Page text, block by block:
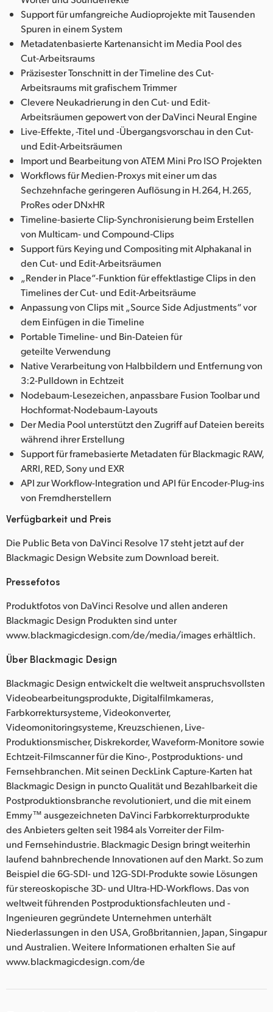
Support für umfangreiche Audioprojekte mit Tausenden
Spuren in einem System
Metadatenbasierte Kartenansicht im Media Pool des
Cut‑Arbeitsraums
Präzisester Tonschnitt in der Timeline des Cut-
Arbeitsraums mit grafischem Trimmer
Clevere Neukadrierung in den Cut- und Edit-
Arbeitsräumen gepowert von der DaVinci Neural Engine
Live-Effekte, -Titel und -Übergangsvorschau in den Cut-
und Edit‑Arbeitsräumen
Import und Bearbeitung von ATEM Mini Pro ISO Projekten
Workflows für Medien-Proxys mit einer um das
Sechzehnfache geringeren Auflösung in H.264, H.265,
ProRes oder DNxHR
Timeline-basierte Clip-Synchronisierung beim Erstellen
von Multicam- und Compound‑Clips
Support fürs Keying und Compositing mit Alphakanal in
den Cut- und Edit‑Arbeitsräumen
„Render in Place“-Funktion für effektlastige Clips in den
Timelines der Cut- und Edit‑Arbeitsräume
Anpassung von Clips mit „Source Side Adjustments“ vor
dem Einfügen in die Timeline
Portable Timeline- und Bin-Dateien für
geteilte Verwendung
Native Verarbeitung von Halbbildern und Entfernung von
3:2-Pulldown in Echtzeit
Nodebaum-Lesezeichen, anpassbare Fusion Toolbar und
Hochformat-Nodebaum‑Layouts
Der Media Pool unterstützt den Zugriff auf Dateien bereits
während ihrer Erstellung
Support für framebasierte Metadaten für Blackmagic RAW,
ARRI, RED, Sony und EXR
API zur Workflow-Integration und API für Encoder-Plug-ins
von Fremdherstellern
Verfügbarkeit und Preis
Die Public Beta von DaVinci Resolve 17 steht jetzt auf der
Blackmagic Design Website zum Download bereit.
Pressefotos
Produktfotos von DaVinci Resolve und allen anderen
Blackmagic Design Produkten sind unter
www.blackmagicdesign.com/de/media/images erhältlich.
Über Blackmagic Design
Blackmagic Design entwickelt die weltweit anspruchsvollsten
Videobearbeitungsprodukte, Digitalfilmkameras,
Farbkorrektursysteme, Videokonverter,
Videomonitoringsysteme, Kreuzschienen, Live-
Produktionsmischer, Diskrekorder, Waveform-Monitore sowie
Echtzeit-Filmscanner für die Kino-, Postproduktions- und
Fernsehbranchen. Mit seinen DeckLink Capture-Karten hat
Blackmagic Design in puncto Qualität und Bezahlbarkeit die
Postproduktionsbranche revolutioniert, und die mit einem
Emmy™ ausgezeichneten DaVinci Farbkorrekturprodukte
des Anbieters gelten seit 1984 als Vorreiter der Film-
und Fernsehindustrie. Blackmagic Design bringt weiterhin
laufend bahnbrechende Innovationen auf den Markt. So zum
Beispiel die 6G-SDI- und 12G-SDI-Produkte sowie Lösungen
für stereoskopische 3D- und Ultra-HD-Workflows. Das von
weltweit führenden Postproduktionsfachleuten und -
Ingenieuren gegründete Unternehmen unterhält
Niederlassungen in den USA, Großbritannien, Japan, Singapur
und Australien. Weitere Informationen erhalten Sie auf
www.blackmagicdesign.com/de